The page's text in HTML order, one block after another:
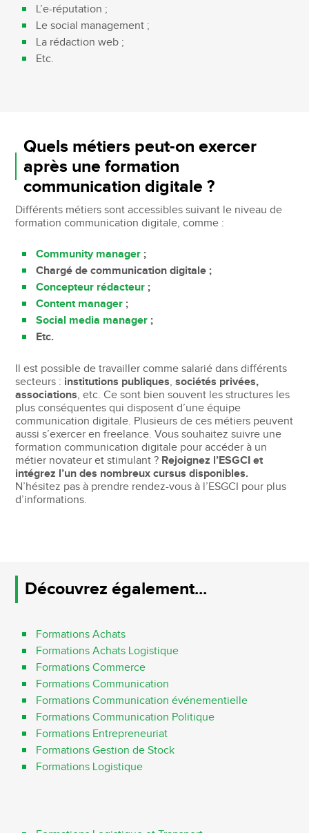
L’e-réputation ;
Le social management ;
La rédaction web ;
Etc.
Quels métiers peut-on exercer
après une formation
communication digitale ?
Différents métiers sont accessibles suivant le niveau de
formation communication digitale, comme :
Community manager ;
Chargé de communication digitale ;
Concepteur rédacteur ;
Content manager ;
Social media manager ;
Etc.
Il est possible de travailler comme salarié dans différents
secteurs : institutions publiques,sociétés privées,
associations, etc. Ce sont bien souvent les structures les
plus conséquentes qui disposent d’une équipe
communication digitale. Plusieurs de ces métiers peuvent
aussi s’exercer en freelance. Vous souhaitez suivre une
formation communication digitale pour accéder à un
métier novateur et stimulant ? Rejoignez l’ESGCI et
intégrez l’un des nombreux cursus disponibles.
N’hésitez pas à prendre rendez-vous à l’ESGCI pour plus
d’informations.
Découvrez également...
Formations Achats
Formations Achats Logistique
Formations Commerce
Formations Communication
Formations Communication événementielle
Formations Communication Politique
Formations Entrepreneuriat
Formations Gestion de Stock
Formations Logistique